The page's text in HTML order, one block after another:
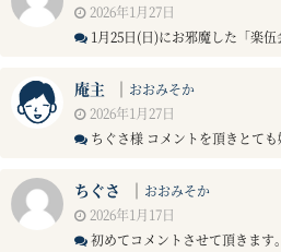
2026年1月27日
1月25日(日)にお邪魔した「楽
庵主 ｜ おおみそか
2026年1月27日
ちぐさ様 コメントを頂きとて
ちぐさ ｜ おおみそか
2026年1月17日
初めてコメントさせて頂きます